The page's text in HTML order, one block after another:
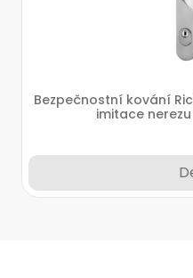
Bezpečnostní kování
imitace nerezu